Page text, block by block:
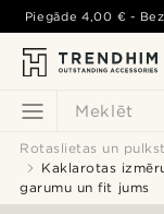
Meklēt
Piegāde4,00 € -
Rotaslietas un
Kaklarotas
garumu un fit jums